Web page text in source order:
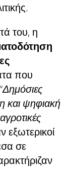
του, η
που
Δημόσιες
και ψηφιακή
εξωτερικοί
σε